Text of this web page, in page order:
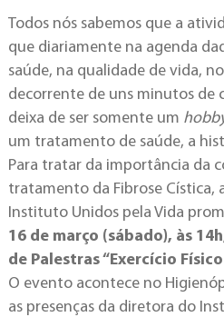
Todos nós sabemos que a
que diariamente na agenda
saúde, na qualidade de vida,
decorrente de uns minutos de
deixa de ser somente um
um tratamento de saúde, a
Para tratar da importância da
tratamento da Fibrose Cística,
Instituto Unidos pela Vida
16 de março (sábado), às
de Palestras “Exercício
O evento acontece no
as presenças da diretora do